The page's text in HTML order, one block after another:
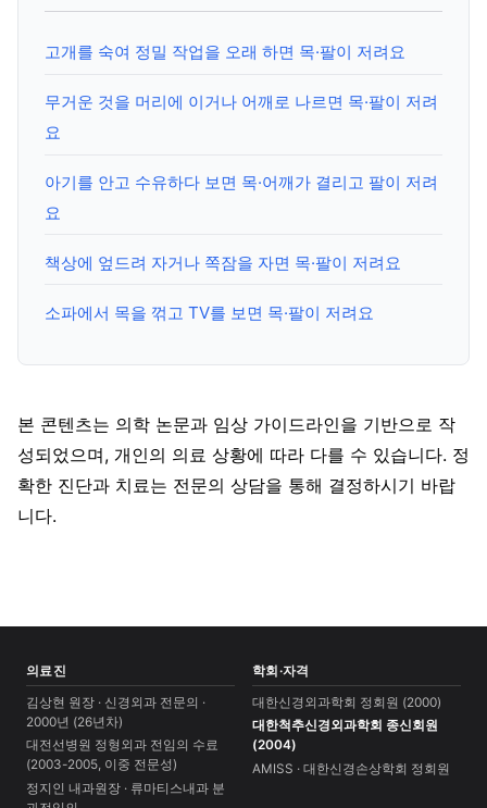
고개를 숙여 정밀 작업을 오래 하면 목·팔이 저려요
무거운 것을 머리에 이거나 어깨로 나르면 목·팔이 저려
요
아기를 안고 수유하다 보면 목·어깨가 결리고 팔이 저려
요
책상에 엎드려 자거나 쪽잠을 자면 목·팔이 저려요
소파에서 목을 꺾고 TV를 보면 목·팔이 저려요
본 콘텐츠는 의학 논문과 임상 가이드라인을 기반으로 작
성되었으며, 개인의 의료 상황에 따라 다를 수 있습니다. 정
확한 진단과 치료는 전문의 상담을 통해 결정하시기 바랍
니다.
의료진
김상현 원장 · 신경외과 전문의 ·
2000년 (26년차)
대전선병원 정형외과 전임의 수료
(2003-2005, 이중 전문성)
정지인 내과원장 · 류마티스내과 분
학회·자격
대한신경외과학회 정회원 (2000)
대한척추신경외과학회 종신회원
(2004)
AMISS · 대한신경손상학회 정회원